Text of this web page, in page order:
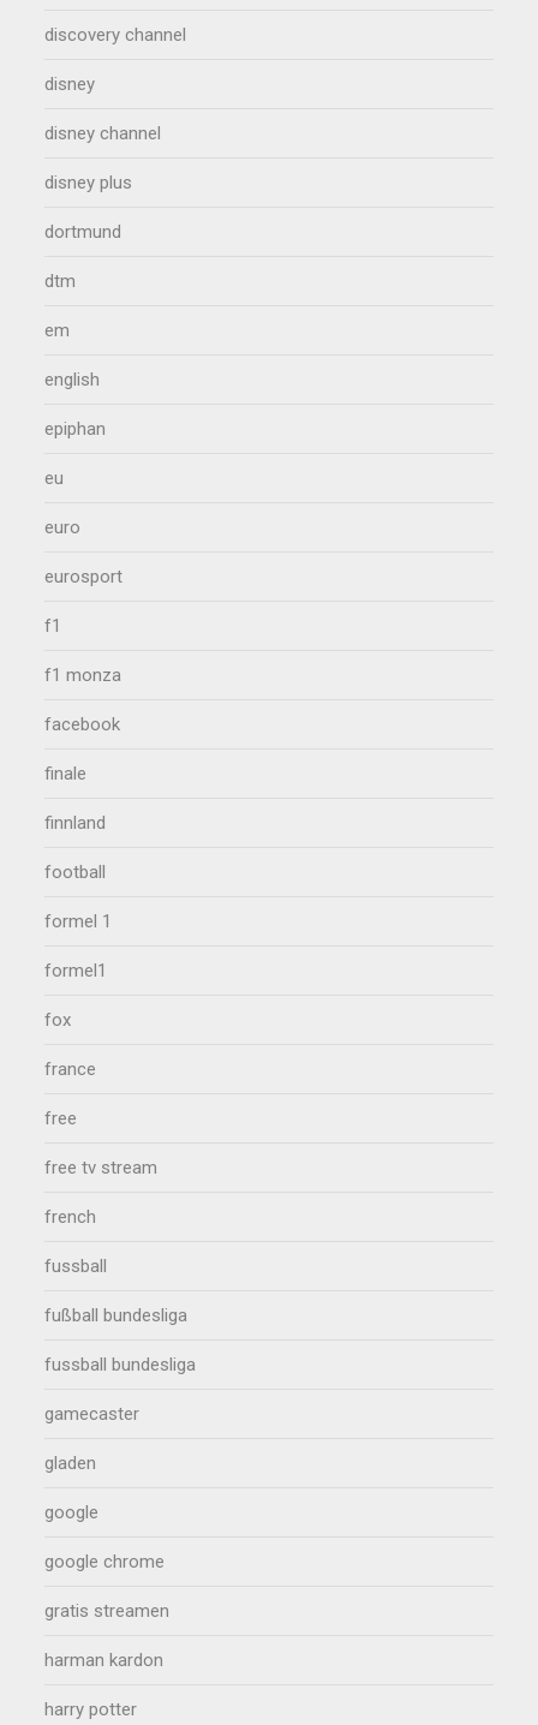
discovery channel
disney
disney channel
disney plus
dortmund
dtm
em
english
epiphan
eu
euro
eurosport
f1
f1 monza
facebook
finale
finnland
football
formel 1
formel1
fox
france
free
free tv stream
french
fussball
fußball bundesliga
fussball bundesliga
gamecaster
gladen
google
google chrome
gratis streamen
harman kardon
harry potter